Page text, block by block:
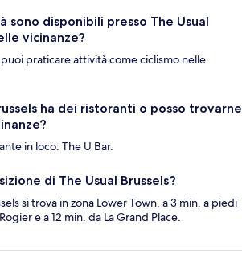
sono disponibili presso The Usual
vicinanze?
praticare attività come ciclismo nelle
ha dei ristoranti o posso trovarne
in loco: The U Bar.
di The Usual Brussels?
si trova in zona Lower Town, a 3 min. a piedi
e a 12 min. da La Grand Place.